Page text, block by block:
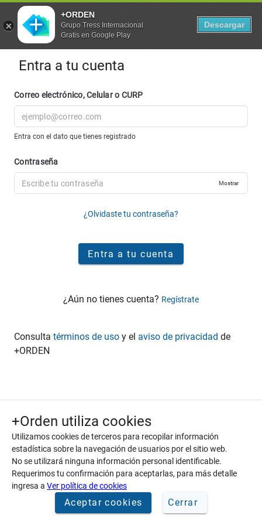
Entra a tu cuenta
Correo electrónico, Celular o CURP
Entra con el dato que tienes registrado
Contraseña
Mostrar
¿Olvidaste tu contraseña?
Entra a tu cuenta
¿Aún no tienes cuenta? Regístrate
Consulta términos de uso y el aviso de privacidad de
+ORDEN
+Orden utiliza cookies
Utilizamos cookies de terceros para recopilar información
estadística sobre la navegación de usuarios por el sitio web.
No se utilizará ninguna información personal identificable.
Requerimos tu confirmación para aceptarlas, para más detalle
ingresa a Ver política de cookies
Aceptar cookies Cerrar
+ORDEN
Grupo Tress Internacional
Gratis en Google Play
Descargar